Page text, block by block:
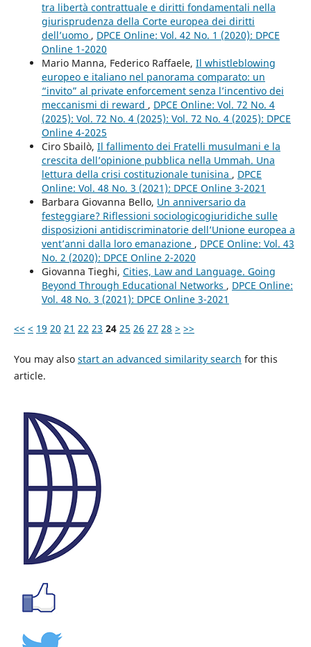
tra libertà contrattuale e diritti fondamentali nella
giurisprudenza della Corte europea dei diritti
dell’uomo , DPCE Online: Vol. 42 No. 1 (2020): DPCE
Online 1-2020
Mario Manna, Federico Raffaele, Il whistleblowing
europeo e italiano nel panorama comparato: un
“invito” al private enforcement senza l’incentivo dei
meccanismi di reward , DPCE Online: Vol. 72 No. 4
(2025): Vol. 72 No. 4 (2025): Vol. 72 No. 4 (2025): DPCE
Online 4-2025
Ciro Sbailò, Il fallimento dei Fratelli musulmani e la
crescita dell’opinione pubblica nella Ummah. Una
lettura della crisi costituzionale tunisina , DPCE
Online: Vol. 48 No. 3 (2021): DPCE Online 3-2021
Barbara Giovanna Bello, Un anniversario da
festeggiare? Riflessioni sociologicogiuridiche sulle
disposizioni antidiscriminatorie dell’Unione europea a
vent’anni dalla loro emanazione , DPCE Online: Vol. 43
No. 2 (2020): DPCE Online 2-2020
Giovanna Tieghi, Cities, Law and Language. Going
Beyond Through Educational Networks , DPCE Online:
Vol. 48 No. 3 (2021): DPCE Online 3-2021
<< < 19 20 21 22 23 24 25 26 27 28 > >>
You may also start an advanced similarity search for this
article.